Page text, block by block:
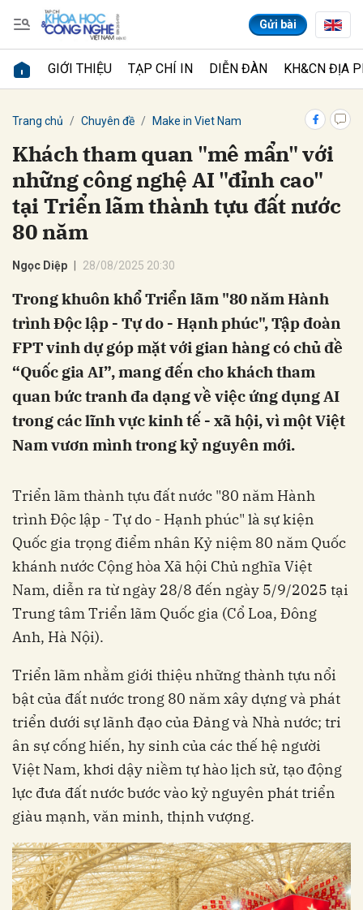
Gửi bài
GIỚI THIỆU TẠP CHÍ IN DIỄN ĐÀN KH&CN ĐỊA
Trang chủ Chuyên đề Make in Viet Nam
những công nghệ AI "đỉnh cao"
tại Triển lãm thành tựu đất nước
80 năm
Ngọc Diệp 28/08/2025 20:30
trình Độc lập - Tự do - Hạnh phúc", Tập đoàn
FPT vinh dự góp mặt với gian hàng có chủ đề
“Quốc gia AI”, ‏‏mang đến cho khách tham
quan bức tranh đa dạng về việc ứng dụng AI
trong các lĩnh vực kinh tế - xã hội, vì một Việt
Nam vươn mình trong kỷ nguyên mới‏‏.‏
trình Độc lập - Tự do - Hạnh phúc" là sự kiện
Quốc gia trọng điểm nhân Kỷ niệm 80 năm Quốc
khánh nước Cộng hòa Xã hội Chủ nghĩa Việt
Nam, diễn ra từ ngày 28/8 đến ngày 5/9/2025 tại
Trung tâm Triển lãm Quốc gia (Cổ Loa, Đông
Anh, Hà Nội).
Triển lãm nhằm giới thiệu những thành tựu nổi
bật của đất nước trong 80 năm xây dựng và phát
triển dưới sự lãnh đạo của Đảng và Nhà nước; tri
ân sự cống hiến, hy sinh của các thế hệ người
Việt Nam, khơi dậy niềm tự hào lịch sử, tạo động
lực đưa đất nước bước vào kỷ nguyên phát triển
Gửi bình luận